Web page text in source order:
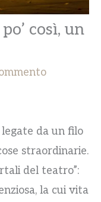
così, un
da un filo
straordinarie.
del teatro”:
la cui vita